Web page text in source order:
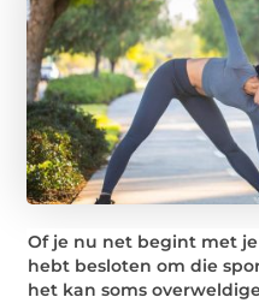
Of je nu net begint met
hebt besloten om die
het kan soms